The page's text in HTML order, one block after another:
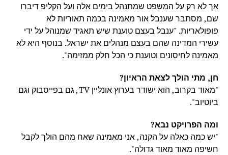
אך לא רק על המשפט שמתנהל בימים אלה ועל הקליפ דיברו
שם, מסתבר שענבל אור מאמינה בכמה תאוריות לא
פופולאריות. "ענבל בעצם טוענת שיש תאגיד שמנוהל על ידי
עשירי המדינה שהם בעצם מנהלים את ישראל. בנוסף היא לא
מאמינה לחיסונים וטוענת כי הכל חלק ממזימה".
חן, מתי הולך לצאת הראיון?
"מאוד בקרוב, הוא ישודר בערוץ אונליין TV, גם בפייסבוק וגם
ביוטיוב".
ומה הפרויקט נבא?
"יש כמה כאלה על הקנה, אני מאמינה שאח מהם הולך לקבל
חשיפה מאוד מאוד גדולה".